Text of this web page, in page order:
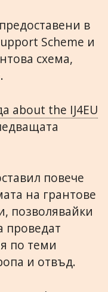
в
Scheme и
схема,
about the IJ4EU
повече
на грантове
позволявайки
проведат
по теми
и отвъд.